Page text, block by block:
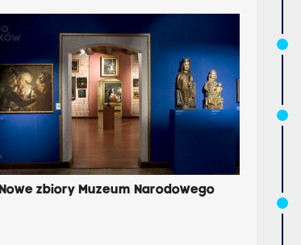
Nowe zbiory Muzeum Narodowego